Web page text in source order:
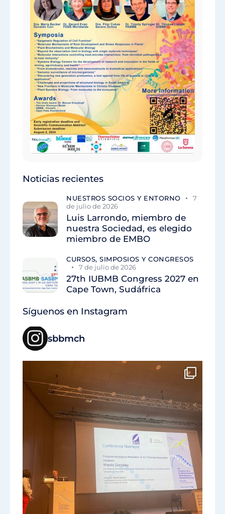
Noticias recientes
NUESTROS SOCIOS Y ENTORNO
7
de julio de 2026
Luis Larrondo, miembro de
nuestra Sociedad, es elegido
miembro de EMBO
CURSOS, SIMPOSIOS Y CONGRESOS
7 de julio de 2026
27th IUBMB Congress 2027 en
Cape Town, Sudáfrica
Síguenos en Instagram
sbbmch